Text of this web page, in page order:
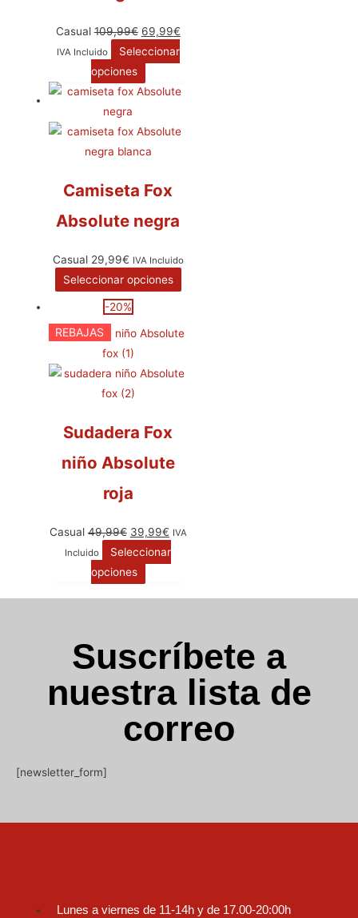
Casual109,99€ 69,99€
IVA Incluido
Seleccionar
opciones
Camiseta Fox
Absolute negra
Casual 29,99€ IVA Incluido
Seleccionar opciones
-20%
REBAJAS
Sudadera Fox
niño Absolute
roja
Casual49,99€ 39,99€ IVA
Incluido
Seleccionar
opciones
Suscríbete a
nuestra lista de
correo
[newsletter_form]
Lunes a viernes de 11-14h y de 17.00-20:00h